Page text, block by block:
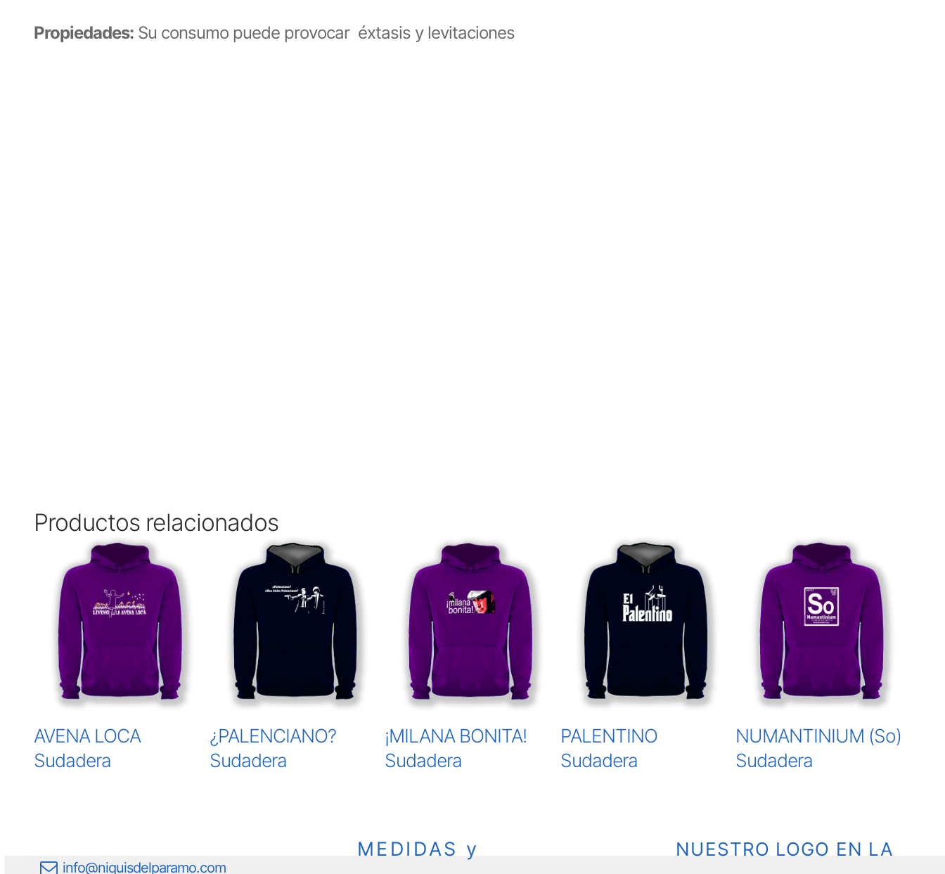
Propiedades: Su consumo puede provocar éxtasis y levitaciones
Productos relacionados
AVENA LOCA
Sudadera
¿PALENCIANO?
Sudadera
¡MILANA BONITA!
Sudadera
PALENTINO
Sudadera
NUMANTINIUM (So)
Sudadera
info@niquisdelparamo.com
MEDIDAS y NUESTRO LOGO EN LA